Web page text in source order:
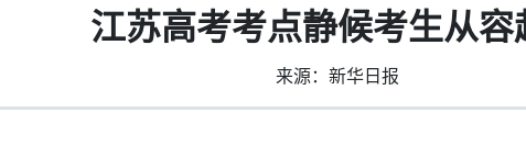
江苏高考考点静候考生从容
来源：新华日报